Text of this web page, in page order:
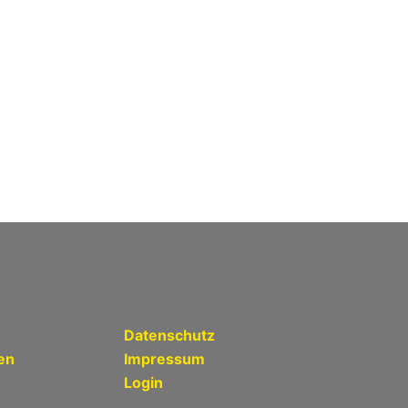
Datenschutz
Impressum
Login